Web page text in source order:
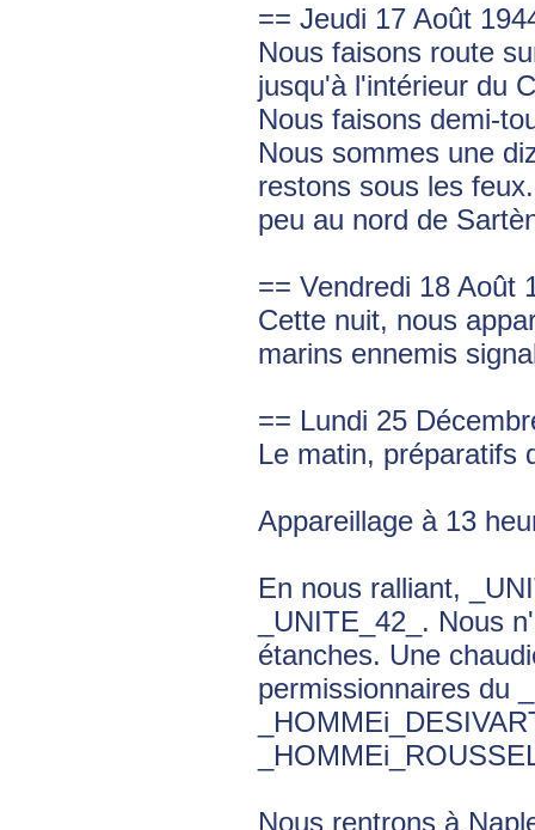
== Jeudi 17 Août
Nous faisons route
jusqu'à l'intérieur du
Nous faisons demi-
Nous sommes une
restons sous les
peu au nord de
== Vendredi 18 Août
Cette nuit, nous
marins ennemis
== Lundi 25
Le matin, préparatifs
Appareillage à 13
En nous ralliant,
_UNITE_42_. Nous
étanches. Une
permissionnaires du
Nous rentrons à